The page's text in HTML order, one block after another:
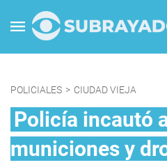
POLICIALES > CIUDAD VIEJA
Policía incautó
municiones y